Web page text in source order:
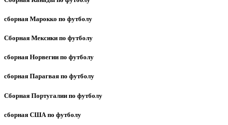
сборная Марокко по футболу
Сборная Мексики по футболу
сборная Норвегии по футболу
сборная Парагвая по футболу
Сборная Португалии по футболу
сборная США по футболу